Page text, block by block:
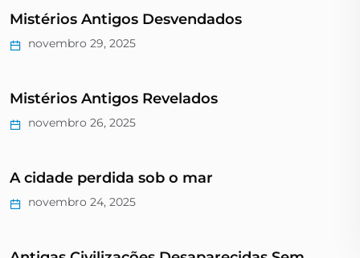
Mistérios Antigos Desvendados
novembro 29, 2025
Mistérios Antigos Revelados
novembro 26, 2025
A cidade perdida sob o mar
novembro 24, 2025